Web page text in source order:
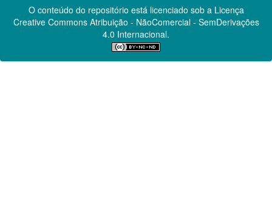
O conteúdo do repositório está licenciado sob a Licença
Creative CommonsAtribuição - NãoComercial - SemDerivações
4.0 Internacional.